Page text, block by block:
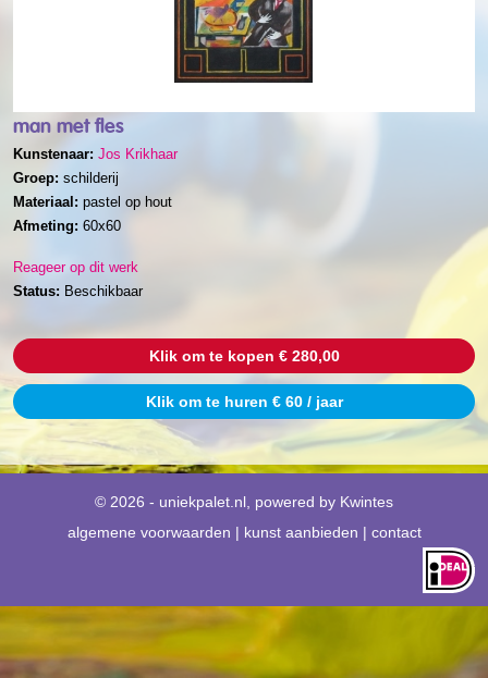
man met fles
Kunstenaar: Jos Krikhaar
Groep: schilderij
Materiaal: pastel op hout
Afmeting: 60x60
Reageer op dit werk
Status: Beschikbaar
Klik om te kopen € 280,00
Klik om te huren € 60 / jaar
© 2026 - uniekpalet.nl, powered by Kwintes
algemene voorwaarden | kunst aanbieden | contact